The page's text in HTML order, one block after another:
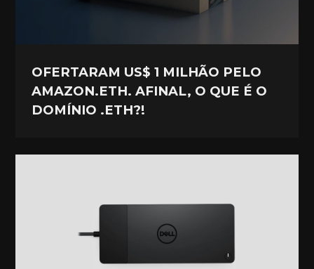
OFERTARAM US$ 1 MILHÃO PELO
AMAZON.ETH. AFINAL, O QUE É O
DOMÍNIO .ETH?!